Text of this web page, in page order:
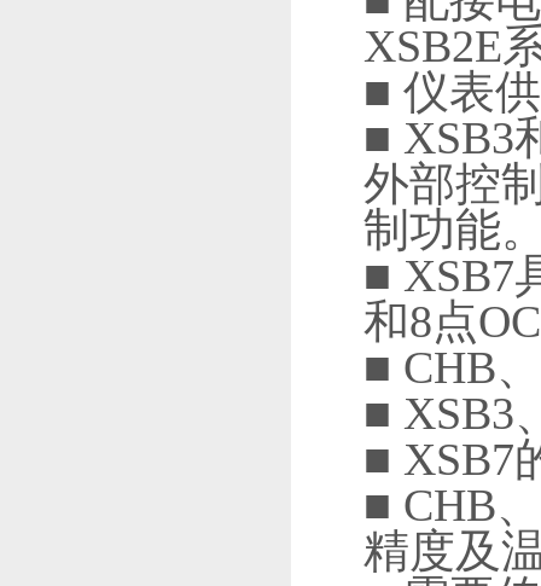
XSB2E
■ 仪表
■ XSB3
外部控
制功能
■ XSB7
和8点
■ CHB
■ XSB3
■ XSB7
■ CHB
精度及